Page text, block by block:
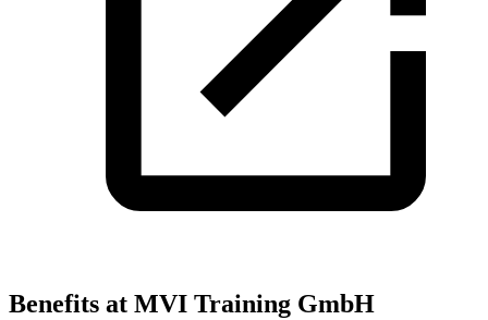
Benefits at MVI Training GmbH